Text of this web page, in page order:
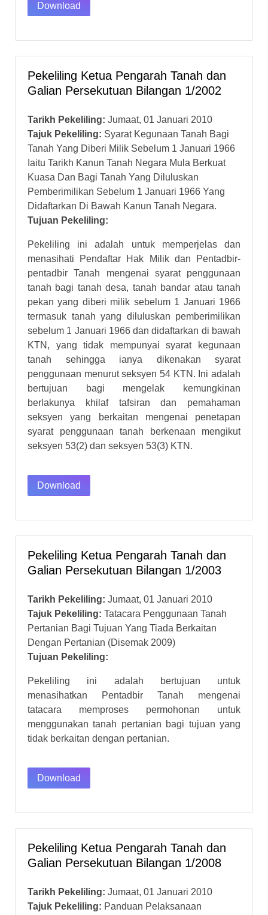
Download
Pekeliling Ketua Pengarah Tanah dan
Galian Persekutuan Bilangan 1/2002
Tarikh Pekeliling: Jumaat, 01 Januari 2010
Tajuk Pekeliling: Syarat Kegunaan Tanah Bagi
Tanah Yang Diberi Milik Sebelum 1 Januari 1966
Iaitu Tarikh Kanun Tanah Negara Mula Berkuat
Kuasa Dan Bagi Tanah Yang Diluluskan
Pemberimilikan Sebelum 1 Januari 1966 Yang
Didaftarkan Di Bawah Kanun Tanah Negara.
Tujuan Pekeliling:
Pekeliling ini adalah untuk memperjelas dan
menasihati Pendaftar Hak Milik dan Pentadbir-
pentadbir Tanah mengenai syarat penggunaan
tanah bagi tanah desa, tanah bandar atau tanah
pekan yang diberi milik sebelum 1 Januari 1966
termasuk tanah yang diluluskan pemberimilikan
sebelum 1 Januari 1966 dan didaftarkan di bawah
KTN, yang tidak mempunyai syarat kegunaan
tanah sehingga ianya dikenakan syarat
penggunaan menurut seksyen 54 KTN. Ini adalah
bertujuan bagi mengelak kemungkinan
berlakunya khilaf tafsiran dan pemahaman
seksyen yang berkaitan mengenai penetapan
syarat penggunaan tanah berkenaan mengikut
seksyen 53(2) dan seksyen 53(3) KTN.
Download
Pekeliling Ketua Pengarah Tanah dan
Galian Persekutuan Bilangan 1/2003
Tarikh Pekeliling: Jumaat, 01 Januari 2010
Tajuk Pekeliling: Tatacara Penggunaan Tanah
Pertanian Bagi Tujuan Yang Tiada Berkaitan
Dengan Pertanian (Disemak 2009)
Tujuan Pekeliling:
Pekeliling ini adalah bertujuan untuk
menasihatkan Pentadbir Tanah mengenai
tatacara memproses permohonan untuk
menggunakan tanah pertanian bagi tujuan yang
tidak berkaitan dengan pertanian.
Download
Pekeliling Ketua Pengarah Tanah dan
Galian Persekutuan Bilangan 1/2008
Tarikh Pekeliling: Jumaat, 01 Januari 2010
Tajuk Pekeliling: Panduan Pelaksanaan